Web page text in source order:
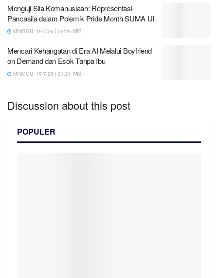
Menguji Sila Kemanusiaan: Representasi
Pancasila dalam Polemik Pride Month SUMA UI
MINGGU, 19/7/26 | 22:26 WIB
Mencari Kehangatan di Era AI Melalui Boyfriend
on Demand dan Esok Tanpa Ibu
MINGGU, 19/7/26 | 21:31 WIB
Discussion about this post
POPULER